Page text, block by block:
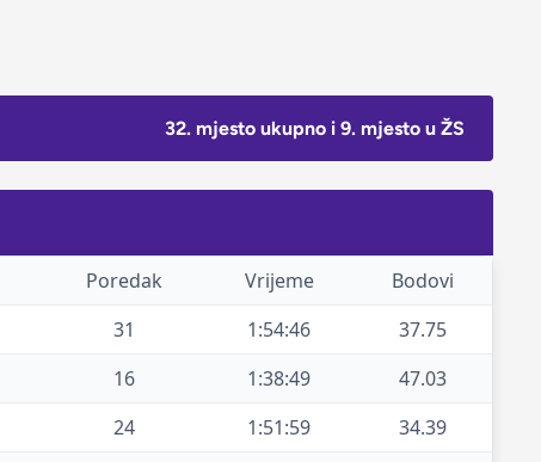
32. mjesto ukupno i 9. mjesto u ŽS
Poredak Vrijeme
Bodovi
31 1:54:46
37.75
16 1:38:49
47.03
24 1:51:59
34.39